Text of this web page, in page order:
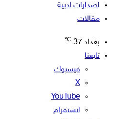
اصدارات ادبية
مقالات
بغداد 37
℃
تابعنا
فيسبوك
‫X
‫YouTube
انستقرام